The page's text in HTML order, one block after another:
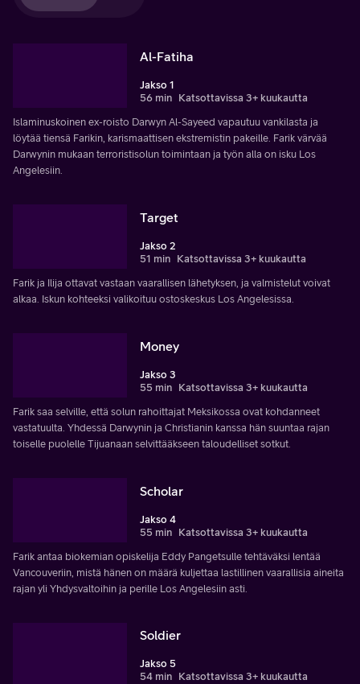
Al-Fatiha
Jakso 1
56 min Katsottavissa 3+ kuukautta
Islaminuskoinen ex-roisto Darwyn Al-Sayeed vapautuu vankilasta ja
löytää tiensä Farikin, karismaattisen ekstremistin pakeille. Farik värvää
Darwynin mukaan terroristisolun toimintaan ja työn alla on isku Los
Angelesiin.
Target
Jakso 2
51 min Katsottavissa 3+ kuukautta
Farik ja Ilija ottavat vastaan vaarallisen lähetyksen, ja valmistelut voivat
alkaa. Iskun kohteeksi valikoituu ostoskeskus Los Angelesissa.
Money
Jakso 3
55 min Katsottavissa 3+ kuukautta
Farik saa selville, että solun rahoittajat Meksikossa ovat kohdanneet
vastatuulta. Yhdessä Darwynin ja Christianin kanssa hän suuntaa rajan
toiselle puolelle Tijuanaan selvittääkseen taloudelliset sotkut.
Scholar
Jakso 4
55 min Katsottavissa 3+ kuukautta
Farik antaa biokemian opiskelija Eddy Pangetsulle tehtäväksi lentää
Vancouveriin, mistä hänen on määrä kuljettaa lastillinen vaarallisia aineita
rajan yli Yhdysvaltoihin ja perille Los Angelesiin asti.
Soldier
Jakso 5
54 min Katsottavissa 3+ kuukautta